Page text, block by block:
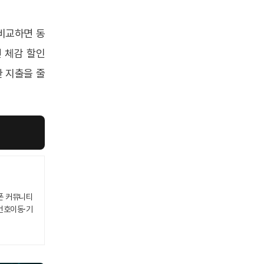
교하면 동
체감 할인
지출을 줄
커뮤니티
이동·기